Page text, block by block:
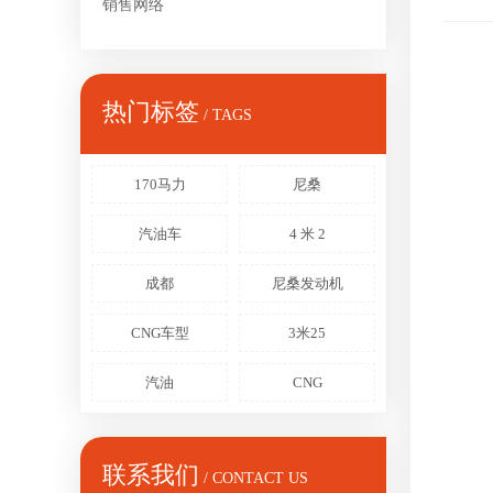
销售网络
热门标签 / TAGS
170马力 尼桑
汽油车 4 米 2
成都 尼桑发动机
CNG车型 3米25
汽油 CNG
联系我们 / CONTACT US